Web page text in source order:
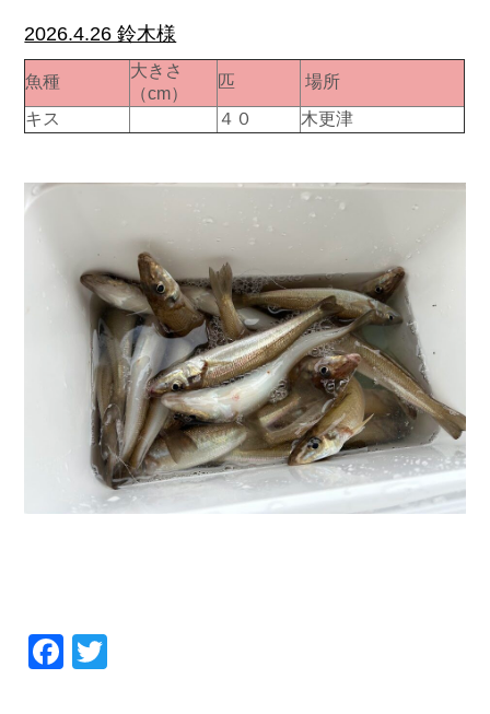
ボート免許
長年の実績と信頼！
店舗情報 公式ブログ
Contact us Company
2026.4.26 鈴木様
魚種
大きさ
（cm）
匹
場所
キス
４０ 木更津
Facebook